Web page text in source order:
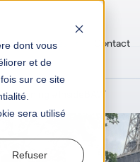
dont vous
et de
sur ce site
sera utilisé
Refuser
Actualités Contact
Running #InsideBAW